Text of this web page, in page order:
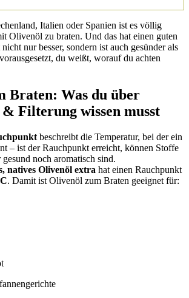
Italien oder Spanien ist es völlig
Olivenöl zu braten. Und das hat einen guten
nur besser, sondern ist auch gesünder als
du weißt, worauf du achten
Braten: Was du über
Filterung wissen musst
beschreibt die Temperatur, bei der ein
– ist der Rauchpunkt erreicht, können Stoffe
noch aromatisch sind.
natives Olivenöl extra hat einen Rauchpunkt
. Damit ist Olivenöl zum Braten geeignet für: